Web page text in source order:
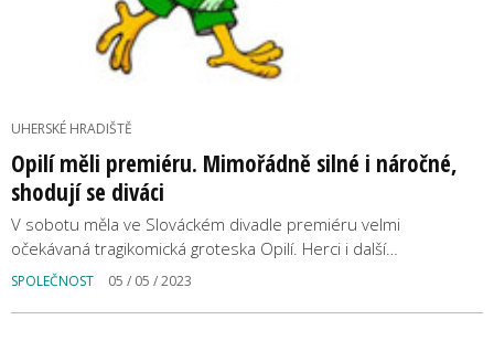
UHERSKÉ HRADIŠTĚ
Opilí měli premiéru. Mimořádně silné i náročné,
shodují se diváci
V sobotu měla ve Slováckém divadle premiéru velmi
očekávaná tragikomická groteska Opilí. Herci i další…
SPOLEČNOST 05 / 05 / 2023